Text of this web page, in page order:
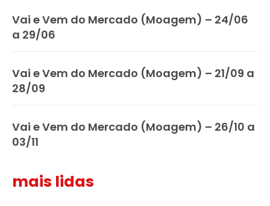
Vai e Vem do Mercado (Moagem) – 24/06
a 29/06
Vai e Vem do Mercado (Moagem) – 21/09 a
28/09
Vai e Vem do Mercado (Moagem) – 26/10 a
03/11
mais lidas